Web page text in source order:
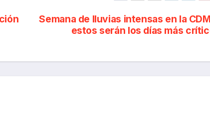
Semana de lluvias intensas en la
estos serán los días más